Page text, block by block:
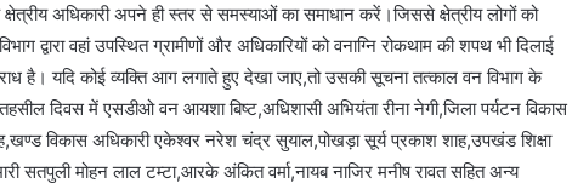
अधिकारी अपने ही स्तर से समस्याओं का समाधान करें।‌जिससे क्षेत्रीय लोगों को
वहां उपस्थित ग्रामीणों और अधिकारियों को वनाग्नि रोकथाम की शपथ भी दिलाई
है। यदि कोई व्यक्ति आग लगाते हुए देखा जाए,तो उसकी सूचना तत्काल वन विभाग के
दिवस में एसडीओ वन आयशा बिष्ट,अधिशासी अभियंता रीना नेगी,जिला पर्यटन विकास
विकास अधिकारी एकेश्वर नरेश चंद्र सुयाल,पोखड़ा सूर्य प्रकाश शाह,उपखंड शिक्षा
सतपुली मोहन लाल टम्टा,आरके अंकित वर्मा,नायब नाजिर मनीष रावत सहित अन्य